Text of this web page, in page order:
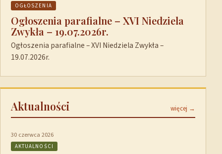
OGŁOSZENIA
Ogłoszenia parafialne – XVI Niedziela
Zwykła – 19.07.2026r.
Ogłoszenia parafialne – XVI Niedziela Zwykła –
19.07.2026r.
Aktualności więcej →
30 czerwca 2026
AKTUALNOŚCI